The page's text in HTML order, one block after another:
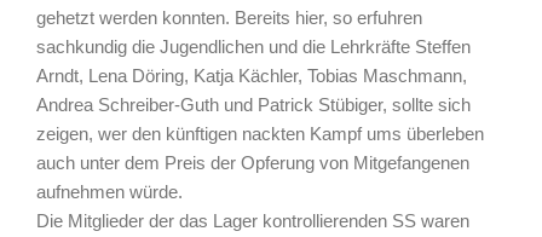
gehetzt werden konnten. Bereits hier, so erfuhren
sachkundig die Jugendlichen und die Lehrkräfte Steffen
Arndt, Lena Döring, Katja Kächler, Tobias Maschmann,
Andrea Schreiber-Guth und Patrick Stübiger, sollte sich
zeigen, wer den künftigen nackten Kampf ums überleben
auch unter dem Preis der Opferung von Mitgefangenen
aufnehmen würde.
Die Mitglieder der das Lager kontrollierenden SS waren